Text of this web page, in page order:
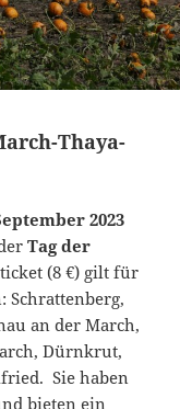
Thaya-
2023
Tag der
(8 €) gilt für
Schrattenberg,
an der March,
Dürnkrut,
Sie haben
bieten ein